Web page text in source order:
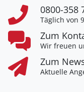
0800-358
Täglich von
Zum
Wir freuen
Zum
Aktuelle